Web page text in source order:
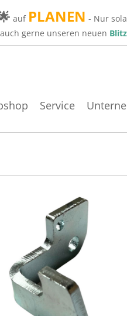
auf PLANEN - Nur
gerne unseren neuen
Service